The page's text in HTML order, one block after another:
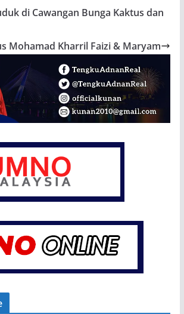
di Cawangan Bunga Kaktus dan
Mohamad Kharril Faizi & Maryam